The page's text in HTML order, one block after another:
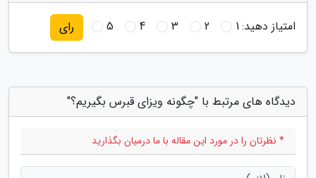
امتیاز دهید:1
2
3
4
5 رای
دیدگاه های مرتبط با "چگونه ویزای قبرس بگیریم؟"
* نظرتان را در مورد این مقاله با ما درمیان بگذارید